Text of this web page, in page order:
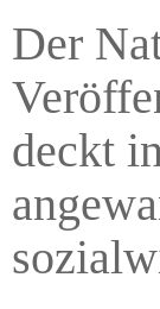
Der
deckt